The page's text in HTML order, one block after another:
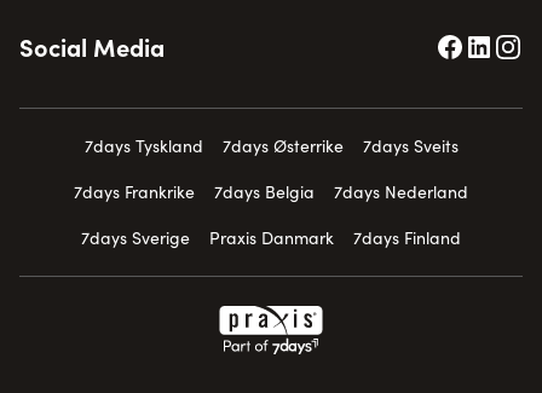
Social Media
7days Tyskland 7days Østerrike
7days Sveits
7days Frankrike
7days Belgia
7days Nederland
7days Sverige
Praxis Danmark 7days Finland